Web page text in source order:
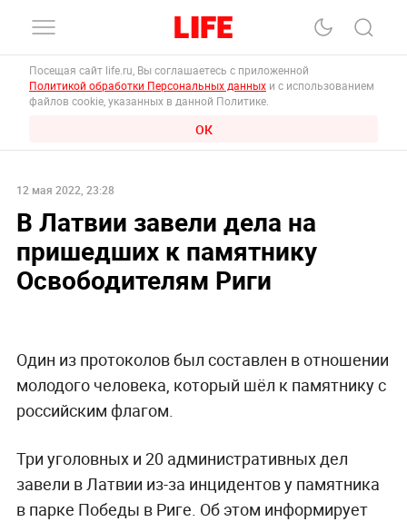
Посещая сайт life.ru, Вы соглашаетесь с приложенной
Политикой обработки Персональных данных и с использованием
файлов cookie, указанных в данной Политике.
ОК
12 мая 2022, 23:28
В Латвии завели дела на
пришедших к памятнику
Освободителям Риги
Один из протоколов был составлен в отношении
молодого человека, который шёл к памятнику с
российским флагом.
Три уголовных и 20 административных дел
завели в Латвии из-за инцидентов у памятника
в парке Победы в Риге. Об этом информирует